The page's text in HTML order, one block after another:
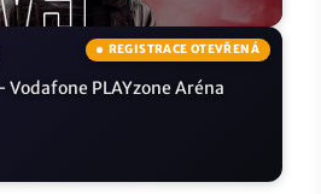
REGISTRACE OTEVŘENÁ
PLAYzone Aréna